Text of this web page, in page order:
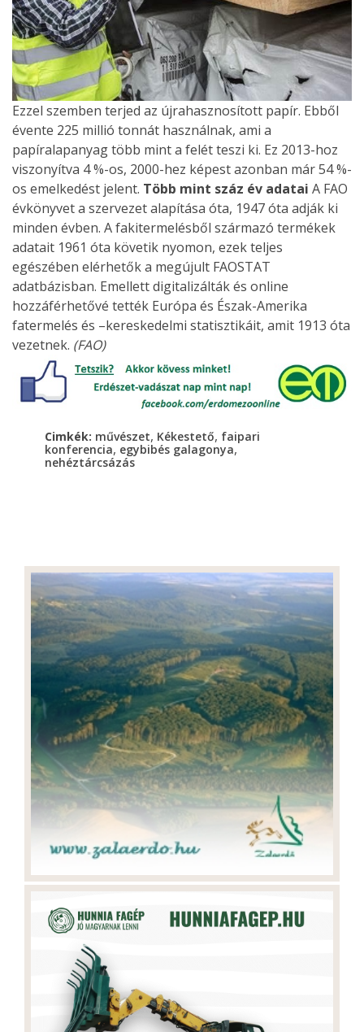
Ezzel szemben terjed az újrahasznosított papír. Ebből
évente 225 millió tonnát használnak, ami a
papíralapanyag több mint a felét teszi ki. Ez 2013-hoz
viszonyítva 4 %-os, 2000-hez képest azonban már 54 %-
os emelkedést jelent. Több mint száz év adatai A FAO
évkönyvet a szervezet alapítása óta, 1947 óta adják ki
minden évben. A fakitermelésből származó termékek
adatait 1961 óta követik nyomon, ezek teljes
egészében elérhetők a megújult FAOSTAT
adatbázisban. Emellett digitalizálták és online
hozzáférhetővé tették Európa és Észak-Amerika
fatermelés és –kereskedelmi statisztikáit, amit 1913 óta
vezetnek. (FAO)
Cimkék: művészet, Kékestető, faipari
konferencia, egybibés galagonya,
nehéztárcsázás